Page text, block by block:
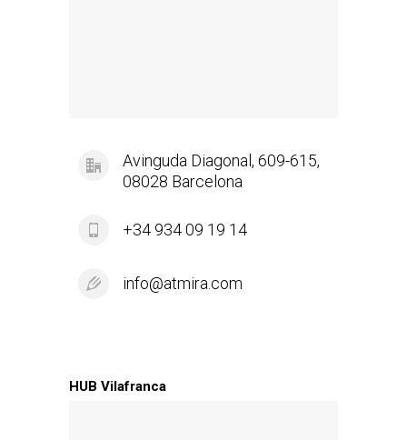
Avinguda Diagonal, 609-615,
08028 Barcelona
+34 934 09 19 14
info@atmira.com
HUB Vilafranca